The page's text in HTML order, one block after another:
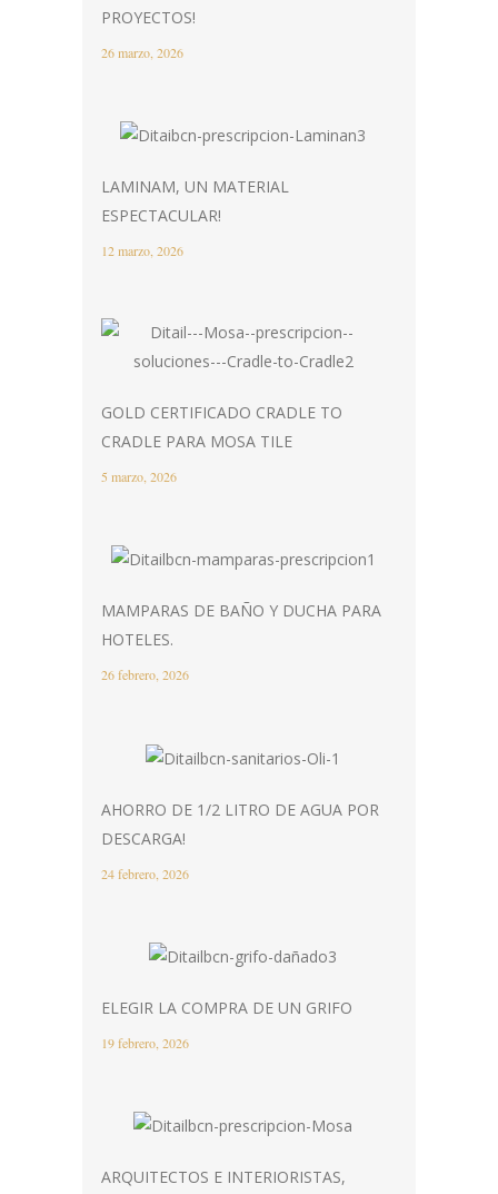
PROYECTOS!
26 marzo, 2026
LAMINAM, UN MATERIAL
ESPECTACULAR!
12 marzo, 2026
GOLD CERTIFICADO CRADLE TO
CRADLE PARA MOSA TILE
5 marzo, 2026
MAMPARAS DE BAÑO Y DUCHA PARA
HOTELES.
26 febrero, 2026
AHORRO DE 1/2 LITRO DE AGUA POR
DESCARGA!
24 febrero, 2026
ELEGIR LA COMPRA DE UN GRIFO
19 febrero, 2026
ARQUITECTOS E INTERIORISTAS,